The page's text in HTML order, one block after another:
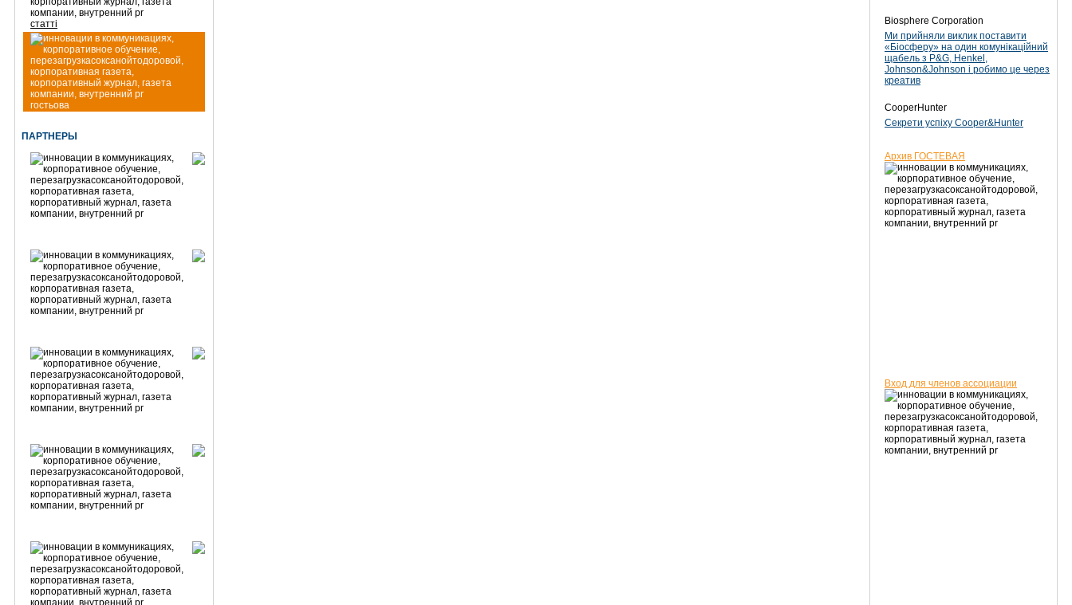
статті
гостьова
ПАРТНЕРЫ
Biosphere Corporation
Ми прийняли виклик поставити
«Біосферу» на один комунікаційний
щабель з P&G, Henkel,
Johnson&Johnson і робимо це через
креатив
CooperHunter
Секрети успіху Cooper&Hunter
Архив ГОСТЕВАЯ
Вход для членов ассоциации